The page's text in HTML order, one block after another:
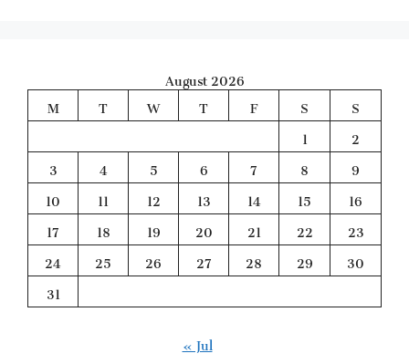
August 2026
M
T W T F S
S
1
2
3
4 5 6 7 8
9
10
11 12 13 14 15
16
17
18 19 20 21 22
23
24
25 26 27 28 29
30
31
« Jul